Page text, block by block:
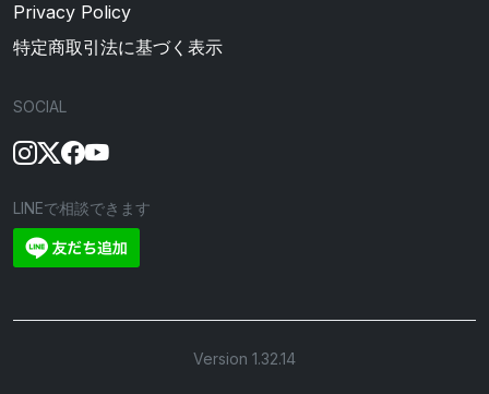
Privacy Policy
特定商取引法に基づく表示
SOCIAL
LINEで相談できます
Version 1.32.14